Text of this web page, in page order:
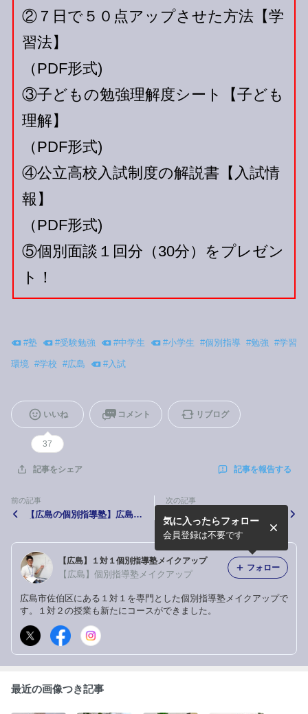
②７日で５０点アップさせた方法【学
習法】
（PDF形式)
③子どもの勉強理解度シート【子ども
理解】
（PDF形式)
④公立高校入試制度の解説書【入試情
報】
（PDF形式)
⑤個別面談１回分（30分）をプレゼン
ト！
#塾 #受験勉強 #中学生 #小学生 #個別指導 #勉強 #学習
環境 #学校 #広島 #入試
いいね
37
コメント リブログ
記事をシェア 記事を報告する
前の記事
【広島の個別指導塾】広島の
次の記事
【体験授業】小学生からの通
塾って早いですか？
【広島】１対１個別指導塾メイクアップ
【広島】個別指導塾メイクアップ
広島市佐伯区にある１対１を専門とした個別指導塾メイクアップで
す。１対２の授業も新たにコースができました。
気に入ったらフォロー
会員登録は不要です
フォロー
最近の画像つき記事